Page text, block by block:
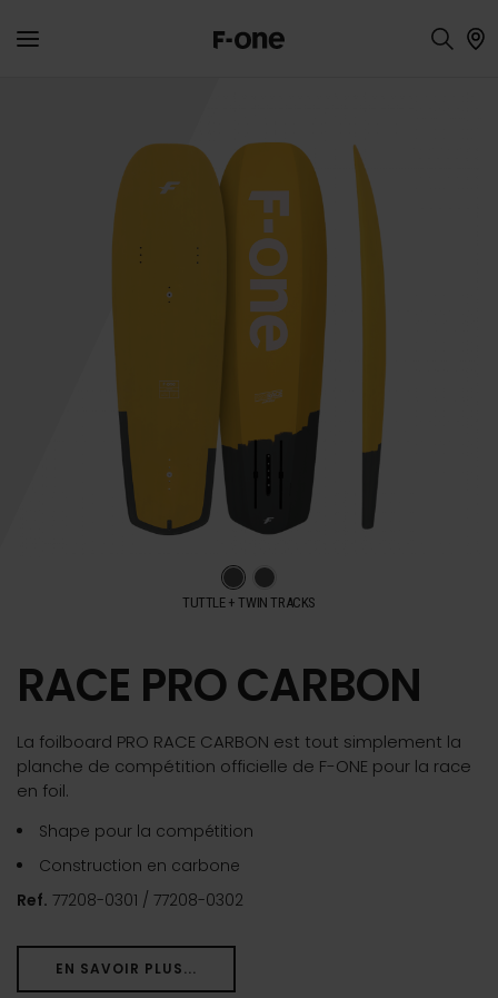
RACE PRO CARBON
La foilboard PRO RACE CARBON est tout simplement la
planche de compétition officielle de F-ONE pour la race
en foil.
Shape pour la compétition
Construction en carbone
Ref. 77208-0301 / 77208-0302
EN SAVOIR PLUS...
TUTTLE + TWIN TRACKS